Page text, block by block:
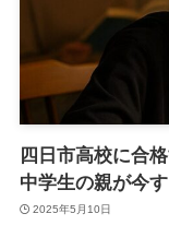
四日市高校に合
中学生の親が今
2025年5月10日